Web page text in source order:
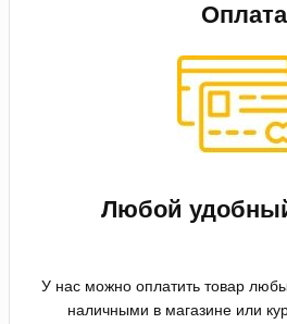
Оплата
Любой
У нас можно оплатить товар
наличными в магазине или